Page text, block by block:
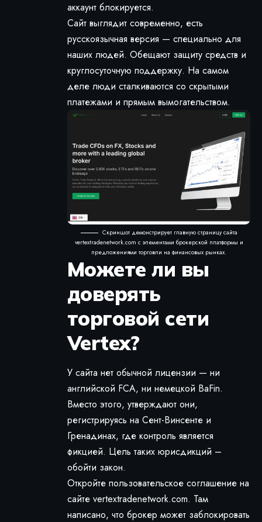
аккаунт блокируется.
Сайт выглядит современно, есть
русскоязычная версия — специально для
наших людей. Обещают защиту средств и
круглосуточную поддержку. На самом
деле люди сталкиваются со скрытыми
платежами и прямым вымогательством.
Скриншот демонстрирует главную страницу сайта
vertextradenetwork.com с элементами брокерской платформы и
предложениями торговли на финансовых рынках.
Можете ли вы
доверять
торговой сети
Vertex?
У сайта нет обычной лицензии — ни
английской FCA, ни немецкой BaFin.
Вместо этого, утверждают они,
регистрируясь на Сент-Винсенте и
Гренадинах, где контроль является
фикцией. Цель таких юрисдикций –
обойти закон.
Откройте пользовательское соглашение на
сайте vertextradenetwork.com. Там
написано, что брокер может заблокировать